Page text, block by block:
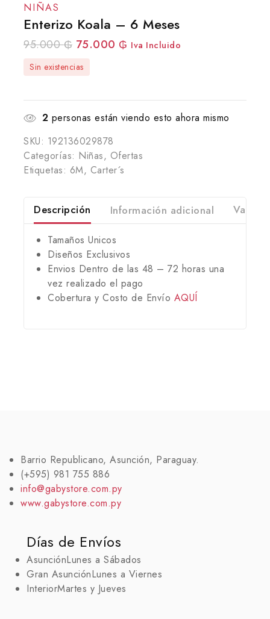
NIÑAS
Enterizo Koala – 6 Meses
95.000₲ 75.000 ₲ Iva Incluido
Sin existencias
2 personas están viendo esto ahora mismo
SKU: 192136029878
Categorías: Niñas, Ofertas
Etiquetas: 6M, Carter´s
Descripción Información adicional
Tamaños Unicos
Diseños Exclusivos
Envios Dentro de las 48 – 72 horas una
vez realizado el pago
Cobertura y Costo de Envío AQUÍ
Barrio Republicano, Asunción, Paraguay.
(+595) 981 755 886
info@gabystore.com.py
www.gabystore.com.py
Días de Envíos
AsunciónLunes a Sábados
Gran AsunciónLunes a Viernes
InteriorMartes y Jueves